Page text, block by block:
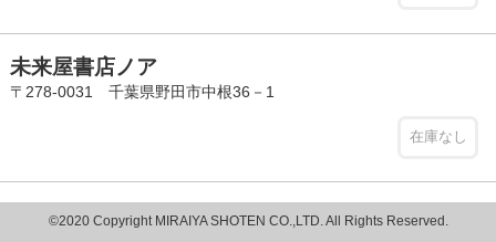
未来屋書店ノア
〒278-0031 千葉県野田市中根36－1
在庫なし
©2020 Copyright MIRAIYA SHOTEN CO.,LTD. All Rights Reserved.